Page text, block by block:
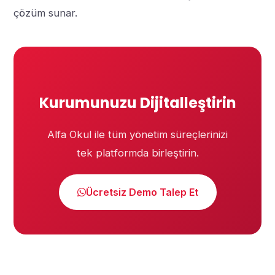
çözüm sunar.
Kurumunuzu Dijitalleştirin
Alfa Okul ile tüm yönetim süreçlerinizi
tek platformda birleştirin.
Ücretsiz Demo Talep Et